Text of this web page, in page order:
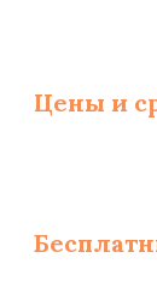
Цены и